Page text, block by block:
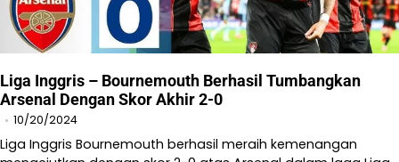
Liga Inggris – Bournemouth Berhasil Tumbangkan
Arsenal Dengan Skor Akhir 2-0
10/20/2024
Liga Inggris Bournemouth berhasil meraih kemenangan